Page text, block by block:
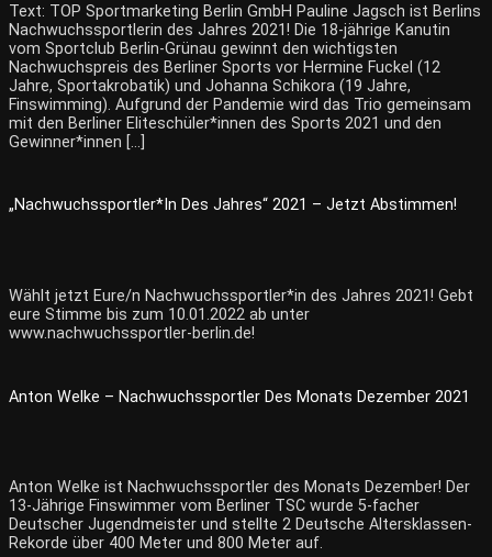
Text: TOP Sportmarketing Berlin GmbH Pauline Jagsch ist Berlins
Nachwuchssportlerin des Jahres 2021! Die 18-jährige Kanutin
vom Sportclub Berlin-Grünau gewinnt den wichtigsten
Nachwuchspreis des Berliner Sports vor Hermine Fuckel (12
Jahre, Sportakrobatik) und Johanna Schikora (19 Jahre,
Finswimming). Aufgrund der Pandemie wird das Trio gemeinsam
mit den Berliner Eliteschüler*innen des Sports 2021 und den
Gewinner*innen […]
„Nachwuchssportler*in Des Jahres“ 2021 – Jetzt Abstimmen!
Wählt jetzt Eure/n Nachwuchssportler*in des Jahres 2021! Gebt
eure Stimme bis zum 10.01.2022 ab unter
www.nachwuchssportler-berlin.de!
Anton Welke – Nachwuchssportler Des Monats Dezember 2021
Anton Welke ist Nachwuchssportler des Monats Dezember! Der
13-Jährige Finswimmer vom Berliner TSC wurde 5-facher
Deutscher Jugendmeister und stellte 2 Deutsche Altersklassen-
Rekorde über 400 Meter und 800 Meter auf.